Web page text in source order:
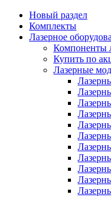
Новый раздел
Комплекты
Лазерное
Компоненты
Купить по
Лазерные